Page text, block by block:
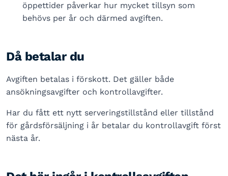
öppettider påverkar hur mycket tillsyn som
behövs per år och därmed avgiften.
Då betalar du
Avgiften betalas i förskott. Det gäller både
ansökningsavgifter och kontrollavgifter.
Har du fått ett nytt serveringstillstånd eller tillstånd
för gårdsförsäljning i år betalar du kontrollavgift först
nästa år.